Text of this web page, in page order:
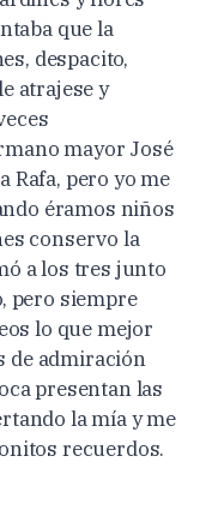
que la
despacito,
atrajese y
mayor José
Rafa, pero yo me
éramos niños
conservo la
a los tres junto
pero siempre
lo que mejor
de admiración
presentan las
la mía y me
recuerdos.